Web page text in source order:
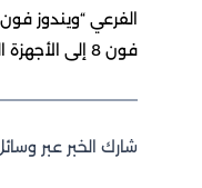
الفرعي “ويندوز
الخبر عبر وسائل التواصل